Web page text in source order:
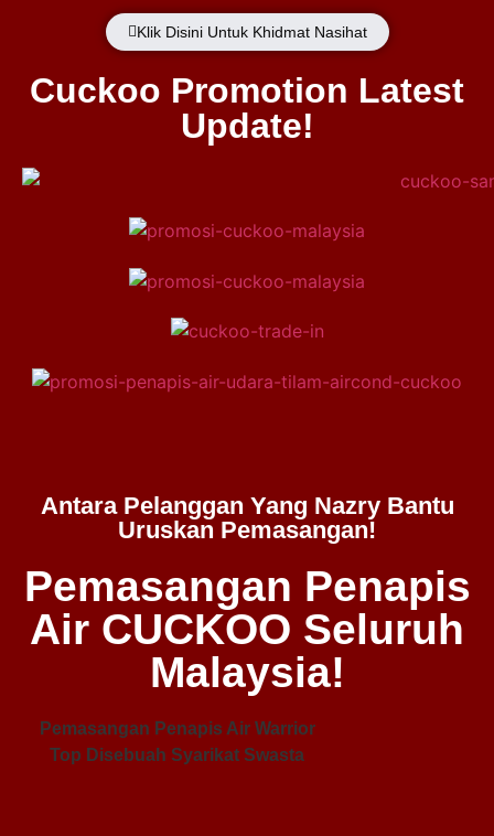
Klik Disini Untuk Khidmat Nasihat
Cuckoo Promotion Latest
Update!
Antara Pelanggan Yang Nazry Bantu
Uruskan Pemasangan!
Pemasangan Penapis
Air CUCKOO Seluruh
Malaysia!
Pemasangan Penapis Air Warrior
Top Disebuah Syarikat Swasta